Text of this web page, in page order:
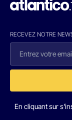
RECEVEZ NOTRE
En cliquant sur